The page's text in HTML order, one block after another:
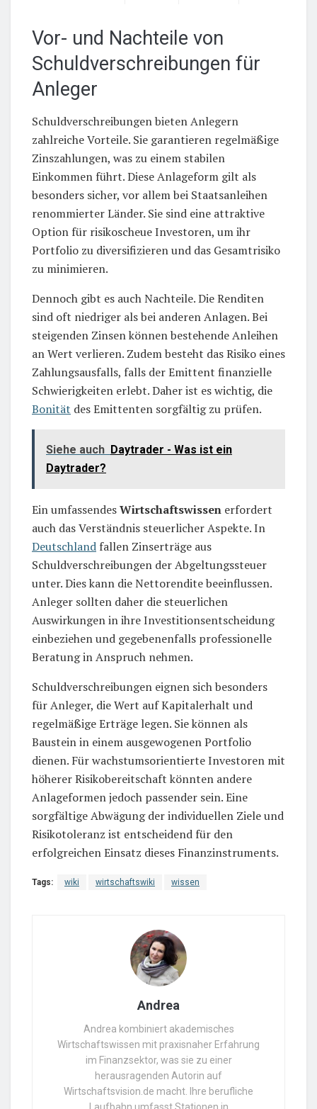
Vor- und Nachteile von
Schuldverschreibungen für
Anleger
Schuldverschreibungen bieten Anlegern
zahlreiche Vorteile. Sie garantieren regelmäßige
Zinszahlungen, was zu einem stabilen
Einkommen führt. Diese Anlageform gilt als
besonders sicher, vor allem bei Staatsanleihen
renommierter Länder. Sie sind eine attraktive
Option für risikoscheue Investoren, um ihr
Portfolio zu diversifizieren und das Gesamtrisiko
zu minimieren.
Dennoch gibt es auch Nachteile. Die Renditen
sind oft niedriger als bei anderen Anlagen. Bei
steigenden Zinsen können bestehende Anleihen
an Wert verlieren. Zudem besteht das Risiko eines
Zahlungsausfalls, falls der Emittent finanzielle
Schwierigkeiten erlebt. Daher ist es wichtig, die
Bonität des Emittenten sorgfältig zu prüfen.
Siehe auch Daytrader - Was ist ein
Daytrader?
Ein umfassendesWirtschaftswissen erfordert
auch das Verständnis steuerlicher Aspekte. In
Deutschland fallen Zinserträge aus
Schuldverschreibungen der Abgeltungssteuer
unter. Dies kann die Nettorendite beeinflussen.
Anleger sollten daher die steuerlichen
Auswirkungen in ihre Investitionsentscheidung
einbeziehen und gegebenenfalls professionelle
Beratung in Anspruch nehmen.
Schuldverschreibungen eignen sich besonders
für Anleger, die Wert auf Kapitalerhalt und
regelmäßige Erträge legen. Sie können als
Baustein in einem ausgewogenen Portfolio
dienen. Für wachstumsorientierte Investoren mit
höherer Risikobereitschaft könnten andere
Anlageformen jedoch passender sein. Eine
sorgfältige Abwägung der individuellen Ziele und
Risikotoleranz ist entscheidend für den
erfolgreichen Einsatz dieses Finanzinstruments.
Tags: wiki wirtschaftswiki wissen
Andrea
Andrea kombiniert akademisches
Wirtschaftswissen mit praxisnaher Erfahrung
im Finanzsektor, was sie zu einer
herausragenden Autorin auf
Wirtschaftsvision.de macht. Ihre berufliche
Laufbahn umfasst Stationen in